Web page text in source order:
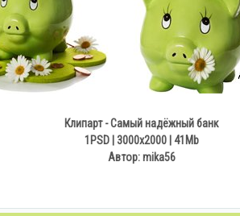
Клипарт - Самый надёжный банк
1PSD | 3000х2000 | 41Mb
Автор: mika56